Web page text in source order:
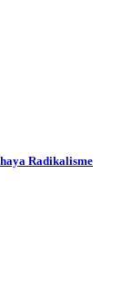
Radikalisme